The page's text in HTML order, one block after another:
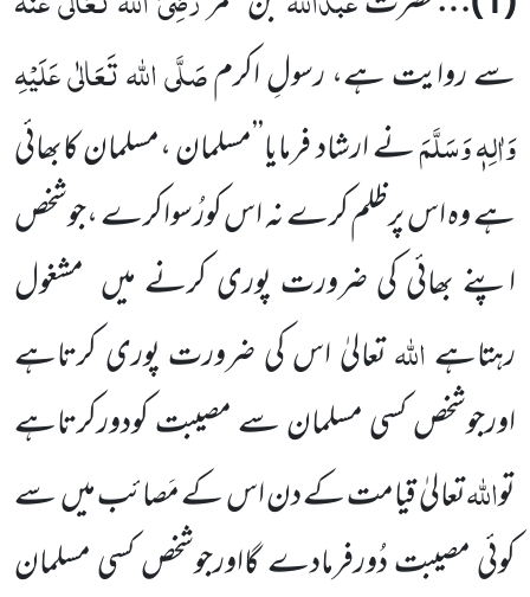
سے روایت ہے، رسولِ اکرمصَلَّی اللہ تَعَالٰی عَلَیْہِ
وَاٰلِہٖ وَسَلَّمَنے ارشاد فرمایا’’مسلمان ،مسلمان کابھائی
ہے وہ اس پرظلم کرے نہ اس کورُسواکرے ،جوشخص
اپنے بھائی کی ضرورت پوری کرنے میں مشغول
رہتاہےاللہتعالیٰ اس کی ضرورت پوری کرتاہے
اورجوشخص کسی مسلمان سے مصیبت کودورکرتاہے
تواللہتعالیٰ قیامت کے دن اس کے مَصائب میںسے
کوئی مصیبت دُورفرمادے گااورجوشخص کسی مسلمان